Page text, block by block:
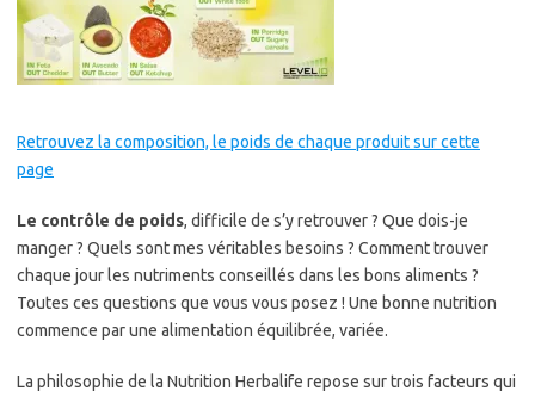
Retrouvez la composition, le poids de chaque produit sur cette
page
Le contrôle de poids, difficile de s’y retrouver ? Que dois-je
manger ? Quels sont mes véritables besoins ? Comment trouver
chaque jour les nutriments conseillés dans les bons aliments ?
Toutes ces questions que vous vous posez ! Une bonne nutrition
commence par une alimentation équilibrée, variée.
La philosophie de la Nutrition Herbalife repose sur trois facteurs qui